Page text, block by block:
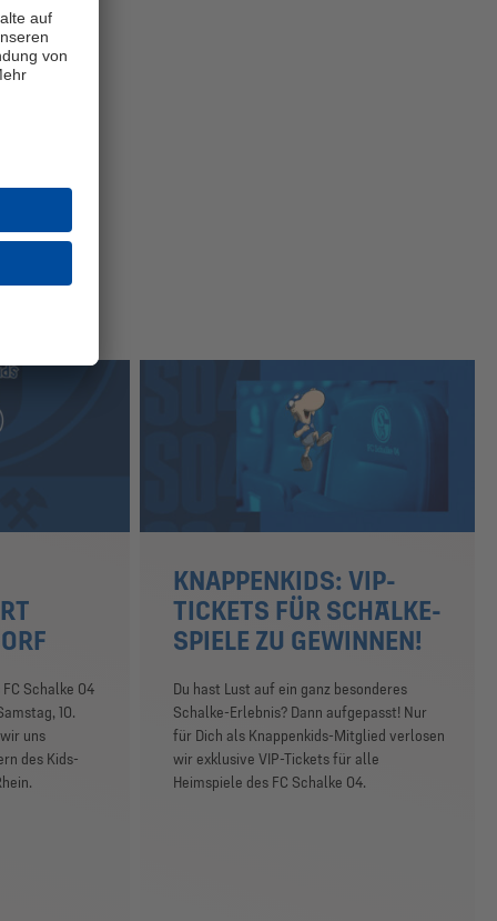
Schalke 04
10.
uns
des Kids-
KNAPPENKIDS: VIP-
TICKETS FÜR SCHALKE-
SPIELE ZU GEWINNEN!
Du hast Lust auf ein ganz besonderes
Schalke-Erlebnis? Dann aufgepasst! Nur
für Dich als Knappenkids-Mitglied verlosen
wir exklusive VIP-Tickets für alle
Heimspiele des FC Schalke 04.